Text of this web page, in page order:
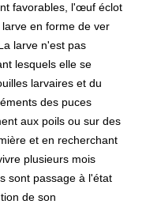
favorables, l'œuf éclot
en forme de ver
larve n'est pas
lesquels elle se
larvaires et du
des puces
aux poils ou sur des
et en recherchant
plusieurs mois
sont passage à l'état
de son